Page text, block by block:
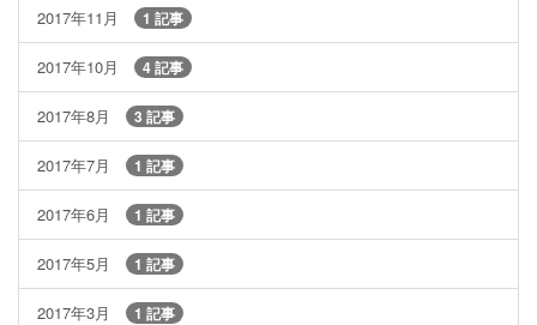
2017年11月 1 記事
2017年10月 4 記事
2017年8月 3 記事
2017年7月 1 記事
2017年6月 1 記事
2017年5月 1 記事
2017年3月 1 記事